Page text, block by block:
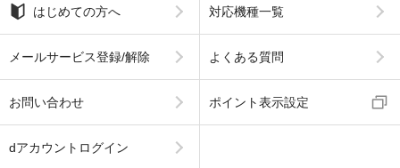
はじめての方へ 対応機種一覧
メールサービス登録/解除 よくある質問
お問い合わせ ポイント表示設定
dアカウントログイン